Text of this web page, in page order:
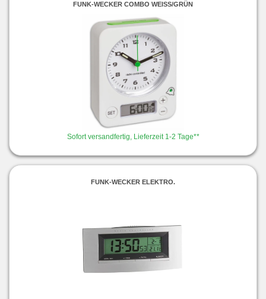
FUNK-WECKER COMBO WEISS/GRÜN
Sofort versandfertig, Lieferzeit 1-2 Tage**
FUNK-WECKER ELEKTRO.